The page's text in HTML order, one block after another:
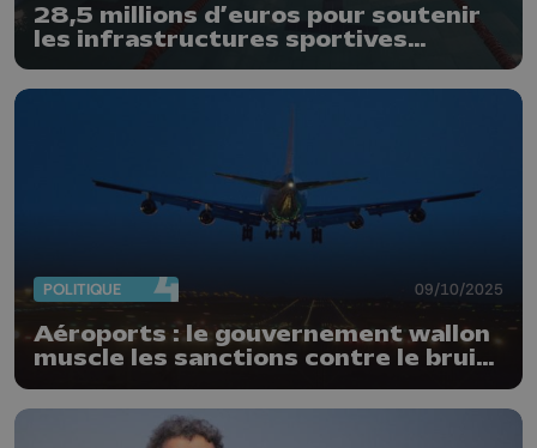
28,5 millions d’euros pour soutenir
les infrastructures sportives
wallonnes
POLITIQUE 09/10/2025
Aéroports : le gouvernement wallon
muscle les sanctions contre le bruit